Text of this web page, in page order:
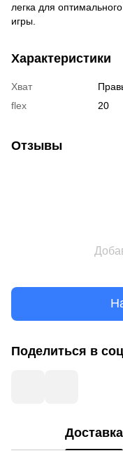
легка для
игры.
Характеристики
Хват
flex
20
Отзывы
Поделиться в
Доставка